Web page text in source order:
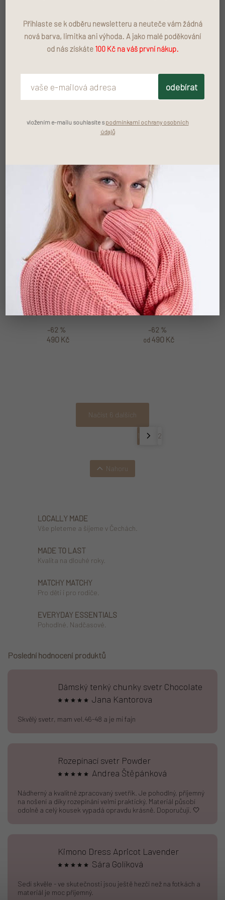
Classic Combi Light Blue Classic Combi Sand
Classic Combi Sand
–62 %
490 Kč
Akce
Classic Raw Print Anchors
–62 %
od 490 Kč
Načíst 6 dalších
1 2
Nahoru
LOCALLY MADE
Vše pleteme a šijeme v Čechách.
MADE TO LAST
Kvalita na dlouhé roky.
MATCHY MATCHY
Pro děti i pro rodiče.
EVERYDAY ESSENTIALS
Pohodlné. Nadčasové.
Poslední hodnocení produktů
Dámský tenký chunky svetr Chocolate
Jana Kantorova
Skvělý svetr, mam vel.46-48 a je mi fajn
Rozepínací svetr Powder
Andrea Štěpánková
Nádherný a kvalitně zpracovaný svetřík. Je pohodlný, příjemný
na nošení a díky rozepínání velmi praktický. Materiál působí
odolně a celý kousek vypadá opravdu krásně. Doporučuji. 🤍
Kimono Dress Apricot Lavender
Sára Golíková
Sedí skvěle - ve skutečnosti jsou ještě hezčí než na fotkách a
materiál je moc příjemný.
Přihlaste se k odběru newsletteru a neuteče vám žádná
nová barva, limitka ani výhoda. A jako malé poděkování
od nás získáte100 Kč na váš první nákup.
odebírat
vložením e-mailu souhlasíte s podmínkami ochrany osobních
údajů